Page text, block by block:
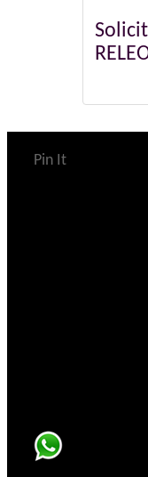
Pin It